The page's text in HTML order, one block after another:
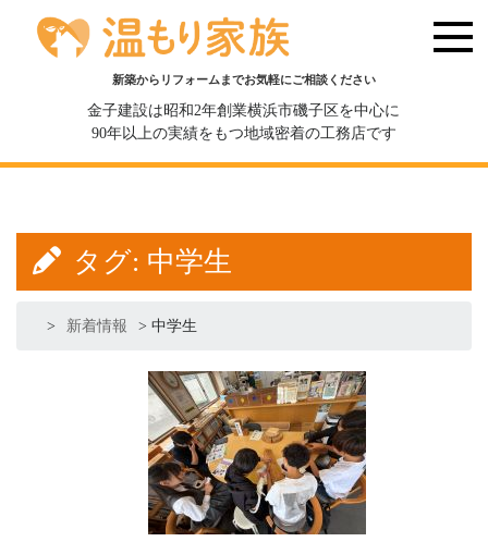
新築からリフォームまでお気軽にご相談ください
金子建設は昭和2年創業横浜市磯子区を中心に
90年以上の実績をもつ地域密着の工務店です
タグ: 中学生
> 新着情報 > 中学生